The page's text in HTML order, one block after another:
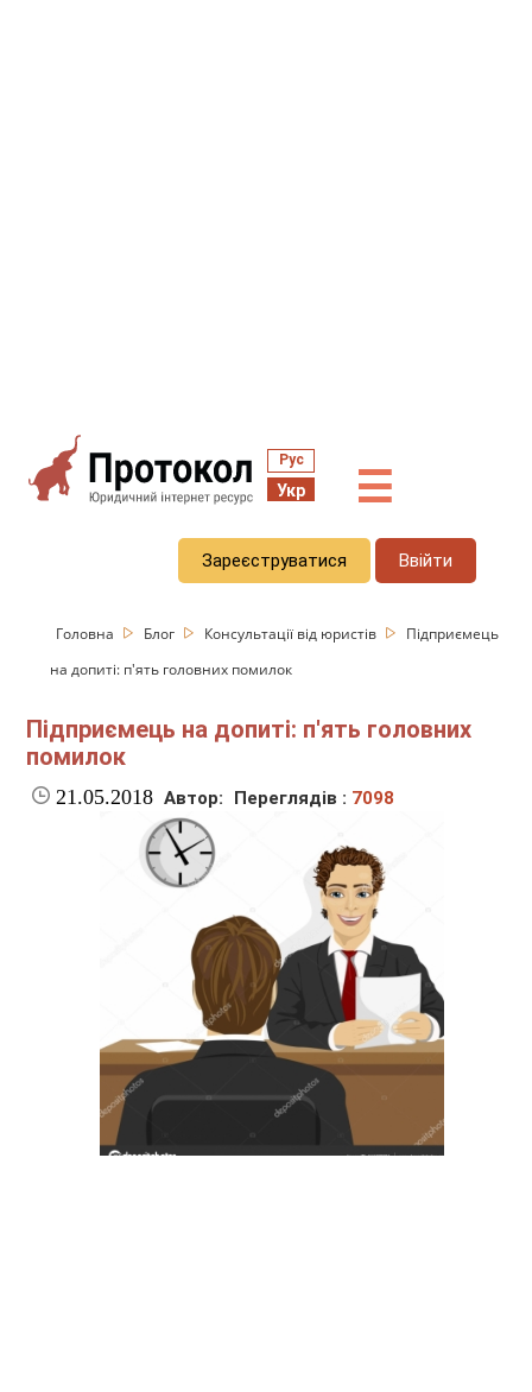
Рус
Укр ☰
Зареєструватися Ввійти
Головна Блог Консультації від юристів
Підприємець
на допиті: п'ять головних помилок
Підприємець на допиті: п'ять головних
помилок
21.05.2018 Автор: Переглядів : 7098